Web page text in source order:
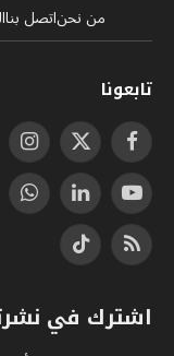
من نحناتصل بنا
تابعونا
فيسبوكX
(Twitter)
يوتيوب لينكدإنواتساب
RSS
تيكتوك
اشترك في